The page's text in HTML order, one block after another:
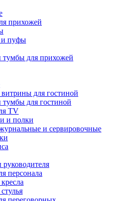
прихожей
и пуфы
для прихожей
для гостиной
для гостиной
TV
и полки
и сервировочные
персонала